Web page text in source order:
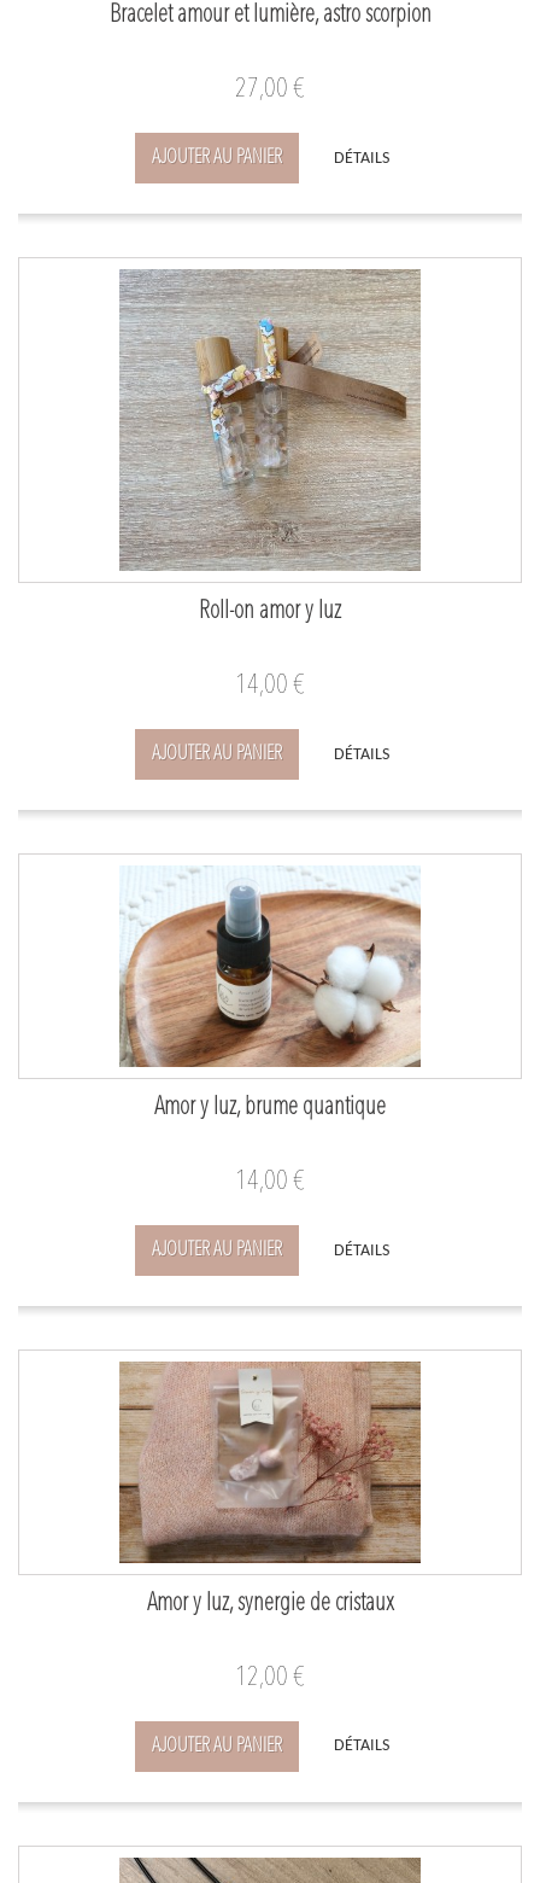
Bracelet amour et lumière, astro scorpion
27,00 €
AJOUTER AU PANIER DÉTAILS
Roll-on amor y luz
14,00 €
AJOUTER AU PANIER DÉTAILS
Amor y luz, brume quantique
14,00 €
AJOUTER AU PANIER DÉTAILS
Amor y luz, synergie de cristaux
12,00 €
AJOUTER AU PANIER DÉTAILS